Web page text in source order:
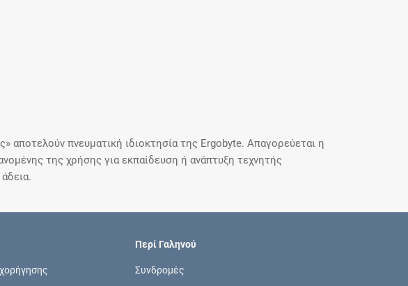
πνευματική ιδιοκτησία της Ergobyte. Απαγορεύεται η
της χρήσης για εκπαίδευση ή ανάπτυξη τεχνητής
Περί Γαληνού
Συνδρομές